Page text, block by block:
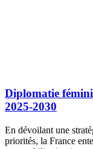
Diplomatie
2025-2030
En dévoilant une
priorités, la France